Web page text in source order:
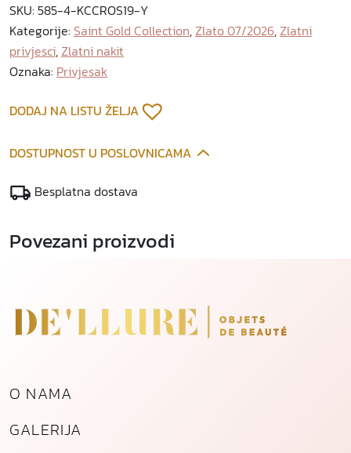
n
i
p
r
v
e
a
k
o
n
SKU: 585-4-KCCROS19-Y
Kategorije: Saint Gold Collection,Zlato 07/2026,Zlatni
privjesci,Zlatni nakit
Oznaka: Privjesak
DODAJ NA LISTU ŽELJA
DOSTUPNOST U POSLOVNICAMA
Besplatna dostava
Povezani proizvodi
O NAMA
GALERIJA